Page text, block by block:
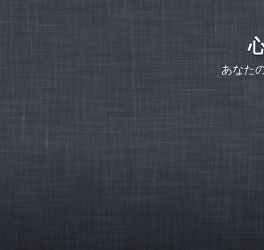
あなた